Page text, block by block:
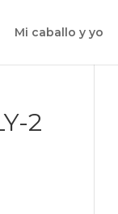
Mi caballo y yo
2